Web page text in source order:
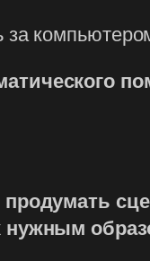
продумать
нужным